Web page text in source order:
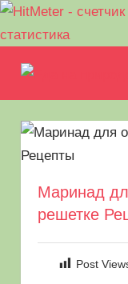
содержимому
пикника.
приготовить
природе
кроме
Маринад
решетке
Post